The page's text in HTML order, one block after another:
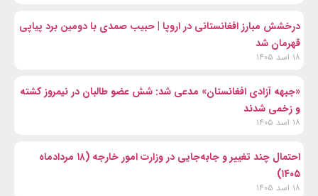
درخشش مبارز افغانستانی در اروپا | حبیب صمدی با دومین برد پیاپی
قهرمان شد
۱۸ اسد ۱۴۰۵
«جبهه آزادی افغانستان» مدعی شد: شش عضو طالبان در نیمروز کشته
و زخمی شدند
۱۸ اسد ۱۴۰۵
احتمال چند تغییر و جابه‌جایی در وزارت امور خارجه (۱۸ مردادماه
۱۴۰۵)
۱۸ اسد ۱۴۰۵